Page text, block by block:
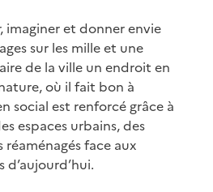
imaginer et donner envie
sur les mille et une
de la ville un endroit en
où il fait bon à
social est renforcé grâce à
espaces urbains, des
face aux